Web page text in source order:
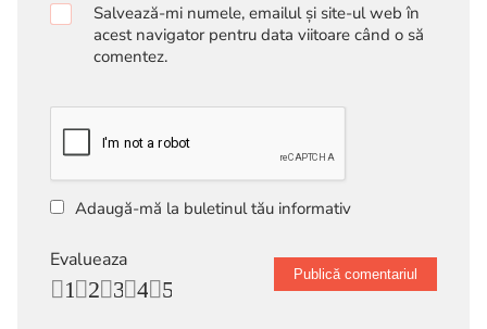
Salvează-mi numele, emailul și site-ul web în
acest navigator pentru data viitoare când o să
comentez.
Adaugă-mă la buletinul tău informativ
Evalueaza
5
4
3
2
1